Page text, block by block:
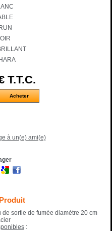
T.T.C.
à un(e) ami(e)
sortie de fumée diamètre 20 cm
: